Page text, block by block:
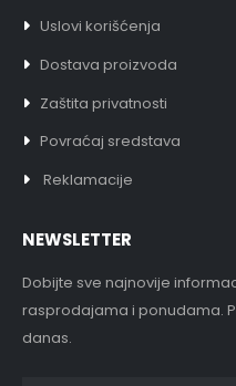
Uslovi korišćenja
Dostava proizvoda
Zaštita privatnosti
Povraćaj sredstava
Reklamacije
NEWSLETTER
Dobijte sve najnovije
rasprodajama i ponudama.
danas.